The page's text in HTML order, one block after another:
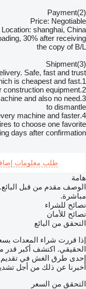
(2)Payment
Price: Negotiable
Location: shanghai, China
30% after receiving
the copy of B/L
(3)Shipment
Safe, fast and trust
1.Container: which is cheapest and fast.
2.Bulk cargo ship: which is better for bigger construction equipment
and also no need
to dismantle
4.RO RO ship: which is good for every machine and faster.
to choose one favorite.
days after confirmation
طلب معلومات
هامة
الوصف مقدم من قبل البائع.
مباشرة.
نصائح للشراء
نصائح للأمان
التحقق من البائع
إذا قررت شراء المعدات
الحقيقي. اكتشف أكبر قدر
إحدى طرق الغش في
أخبرنا عن ذلك من أجل
التحقق من السعر